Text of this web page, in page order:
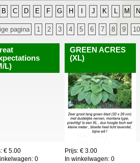
B C D E F G H J K L M N
pagina 1 2 3 4 5 6 7 8 9 10
L)
€ 5.00
0
GREEN ACRES
(XL)
Prijs: € 3.00
In winkelwagen: 0